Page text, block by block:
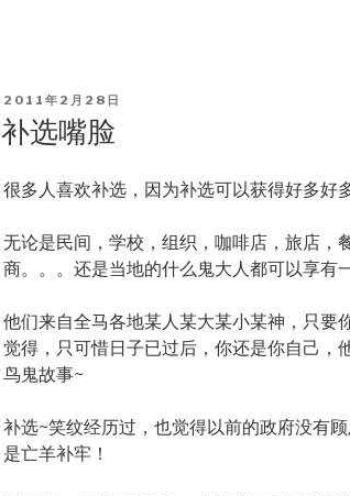
POSTED
ON
2011年2月28日
补选嘴脸
很多人喜欢补选，因为补选可以获得好多好
无论是民间，学校，组织，咖啡店，旅店，
商。。。还是当地的什么鬼大人都可以享有
他们来自全马各地某人某大某小某神，只要
觉得，只可惜日子已过后，你还是你自己，
鸟鬼故事~
补选~笑纹经历过，也觉得以前的政府没有
是亡羊补牢！